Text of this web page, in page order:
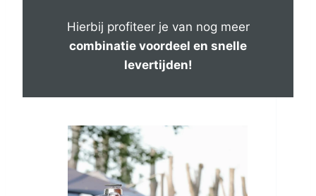
Hierbij profiteer je van nog meer
combinatie voordeel en snelle
levertijden!